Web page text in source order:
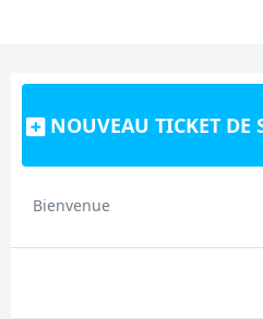
NOUVEAU TICKET DE
Bienvenue